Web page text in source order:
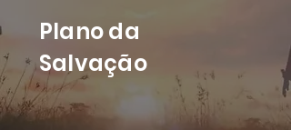
Plano da
Salvação